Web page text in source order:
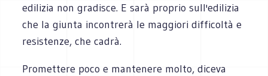
edilizia non gradisce. E sarà proprio sull'edilizia
che la giunta incontrerà le maggiori difficoltà e
resistenze, che cadrà.
Promettere poco e mantenere molto, diceva